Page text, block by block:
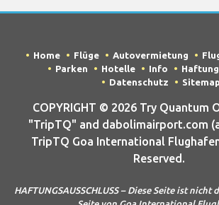
Home Flüge Autovermietung
Parken
Hotelle Info
Datenschutz
Sitemap
COPYRIGHT © 2026 Try Quantum
"TripTQ" and dabolimairport.com
TripTQ Goa International
Reserved.
HAFTUNGSAUSSCHLUSS – Diese Seite ist